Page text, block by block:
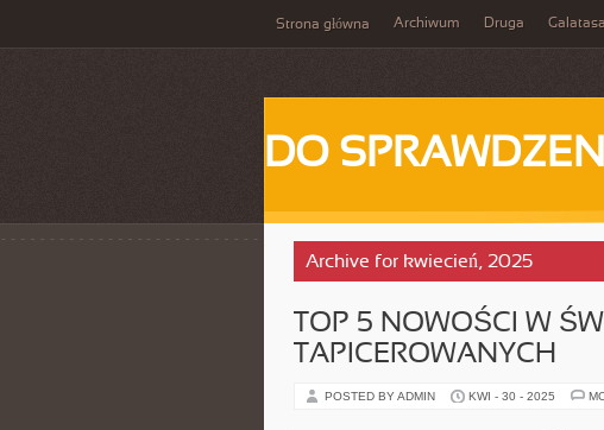
Strona główna Archiwum Druga
DO
Archive for kwiecień, 2025
TOP 5 NOWOŚCI W
TAPICEROWANYCH
POSTED BY ADMIN KWI - 30 - 2025